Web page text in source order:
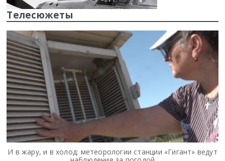
Телесюжеты
И в жару, и в холод: метеорологии станции «Гигант» ведут